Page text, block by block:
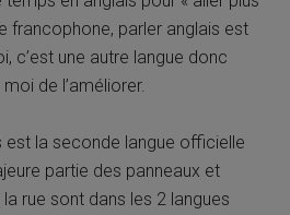
francophone, parler anglais est
c’est une autre langue donc
de l’améliorer.
est la seconde langue officielle
partie des panneaux et
rue sont dans les 2 langues